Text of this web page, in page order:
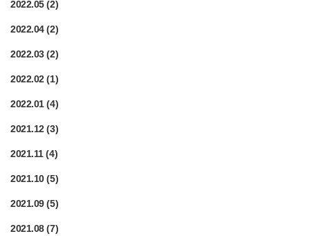
2022.05(2)
2022.04(2)
2022.03(2)
2022.02(1)
2022.01(4)
2021.12(3)
2021.11(4)
2021.10(5)
2021.09(5)
2021.08(7)